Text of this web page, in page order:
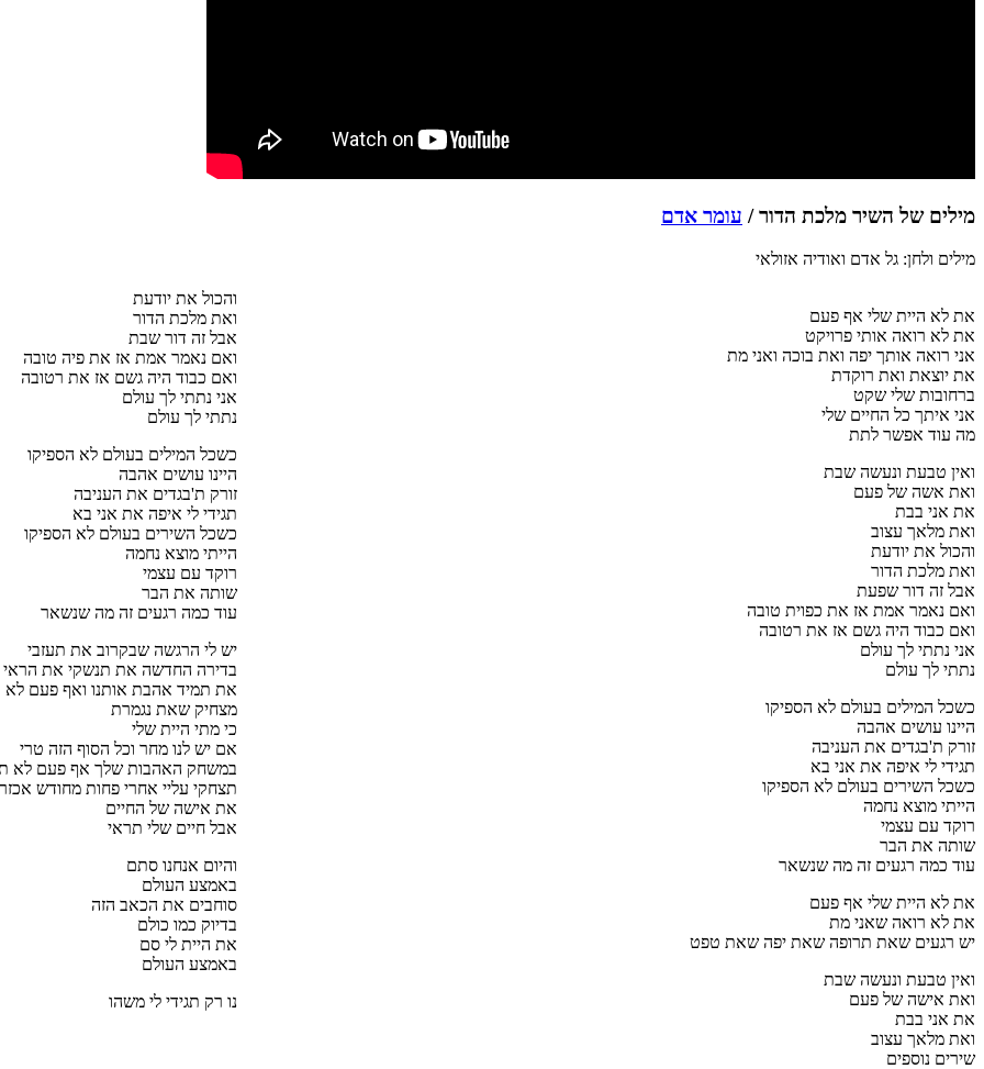
מילים של השיר מלכת הדור / עומר אדם
מילים ולחן: גל אדם ואודיה אזולאי
את לא היית שלי אף פעם
את לא רואה אותי פרויקט
אני רואה אותך יפה ואת בוכה ואני מת
את יוצאת ואת רוקדת
ברחובות שלי שקט
אני איתך כל החיים שלי
מה עוד אפשר לתת
ואין טבעת ונעשה שבת
ואת אשה של פעם
את אני בבת
ואת מלאך עצוב
והכול את יודעת
ואת מלכת הדור
אבל זה דור שפעת
ואם נאמר אמת אז את כפוית טובה
ואם כבוד היה גשם אז את רטובה
אני נתתי לך עולם
נתתי לך עולם
כשכל המילים בעולם לא הספיקו
היינו עושים אהבה
זורק ת'בגדים את העניבה
תגידי לי איפה את אני בא
כשכל השירים בעולם לא הספיקו
הייתי מוצא נחמה
רוקד עם עצמי
שותה את הבר
עוד כמה רגעים זה מה שנשאר
את לא היית שלי אף פעם
את לא רואה שאני מת
יש רגעים שאת תרופה שאת יפה שאת טפט
ואין טבעת ונעשה שבת
ואת אישה של פעם
את אני בבת
ואת מלאך עצוב
והכול את יודעת
ואת מלכת הדור
אבל זה דור שבת
ואם נאמר אמת אז את פיה טובה
ואם כבוד היה גשם אז את רטובה
אני נתתי לך עולם
נתתי לך עולם
כשכל המילים בעולם לא הספיקו
היינו עושים אהבה
זורק ת'בגדים את העניבה
תגידי לי איפה את אני בא
כשכל השירים בעולם לא הספיקו
הייתי מוצא נחמה
רוקד עם עצמי
שותה את הבר
עוד כמה רגעים זה מה שנשאר
יש לי הרגשה שבקרוב את תעזבי
בדירה החדשה את תנשקי את הראי
את תמיד אהבת אותנו ואף פעם לא
מצחיק שאת נגמרת
כי מתי היית שלי
אם יש לנו מחר וכל הסוף הזה טרי
במשחק האהבות שלך אף פעם לא
תצחקי עליי אחרי פחות מחודש
את אישה של החיים
אבל חיים שלי תראי
והיום אנחנו סתם
באמצע העולם
סוחבים את הכאב הזה
בדיוק כמו כולם
את היית לי סם
באמצע העולם
נו רק תגידי לי משהו
שירים נוספים